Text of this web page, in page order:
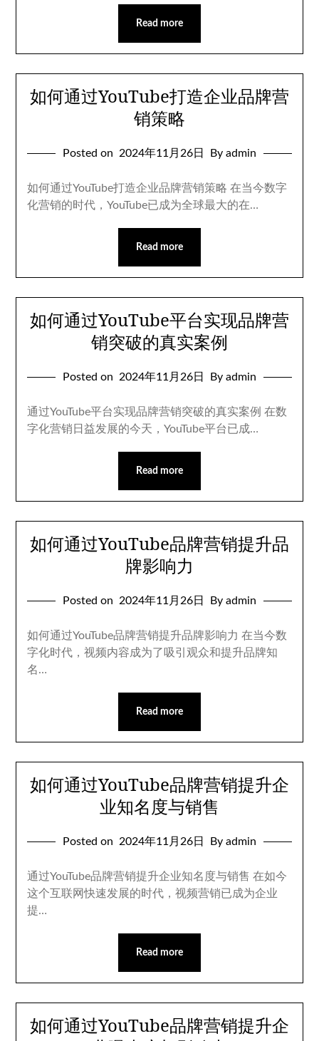
Read more
如何通过YouTube打造企业品牌营
销策略
Posted on 2024年11月26日 By admin
如何通过YouTube打造企业品牌营销策略 在当今数字
化营销的时代，YouTube已成为全球最大的在…
Read more
如何通过YouTube平台实现品牌营
销突破的真实案例
Posted on 2024年11月26日 By admin
通过YouTube平台实现品牌营销突破的真实案例 在数
字化营销日益发展的今天，YouTube平台已成…
Read more
如何通过YouTube品牌营销提升品
牌影响力
Posted on 2024年11月26日 By admin
如何通过YouTube品牌营销提升品牌影响力 在当今数
字化时代，视频内容成为了吸引观众和提升品牌知
名…
Read more
如何通过YouTube品牌营销提升企
业知名度与销售
Posted on 2024年11月26日 By admin
通过YouTube品牌营销提升企业知名度与销售 在如今
这个互联网快速发展的时代，视频营销已成为企业
提…
Read more
如何通过YouTube品牌营销提升企